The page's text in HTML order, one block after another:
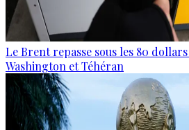
Le Brent repasse sous les 80
Washington et Téhéran